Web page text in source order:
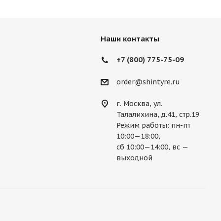
Renault Rolls-Royce
Suzuki Tesla
Наши контакты
+7 (800) 775-75-09
order@shintyre.ru
г. Москва, ул.
Талалихина, д.41, стр.19
Режим работы: пн-пт
10:00—18:00,
сб 10:00—14:00, вс —
выходной